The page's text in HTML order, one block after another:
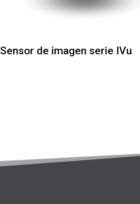
Sensor de imagen serie IVu